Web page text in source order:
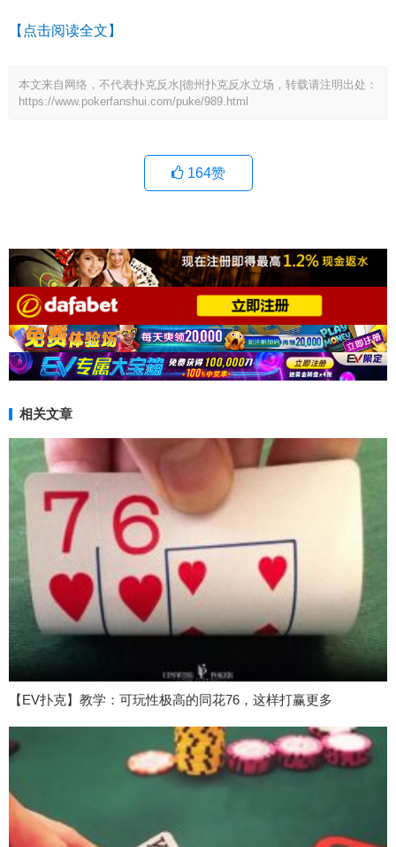
【点击阅读全文】
本文来自网络，不代表扑克反水|德州扑克反水立场，转载请注明出处：
https://www.pokerfanshui.com/puke/989.html
164赞
相关文章
【EV扑克】教学：可玩性极高的同花76，这样打赢更多